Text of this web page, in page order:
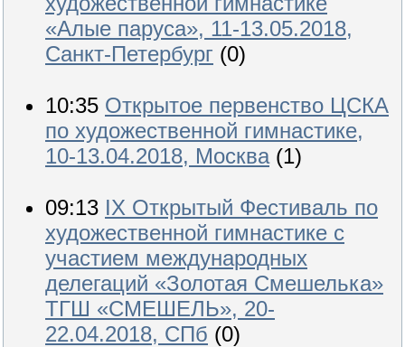
«Алые паруса», 11-13.05.2018,
Санкт-Петербург (0)
10:35 Открытое первенство ЦСКА
по художественной гимнастике,
10-13.04.2018, Москва (1)
09:13 IX Открытый Фестиваль по
художественной гимнастике с
участием международных
делегаций «Золотая Смешелька»
ТГШ «СМЕШЕЛЬ», 20-
22.04.2018, СПб (0)